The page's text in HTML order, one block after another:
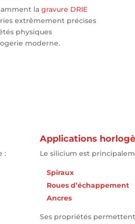
la gravure DRIE
extrêmement précises
physiques
moderne.
:
Applications
Le silicium est
Spiraux
Roues d’échappement
Ancres
Ses propriétés